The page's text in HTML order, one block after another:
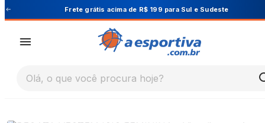
Cupom PRIMEIRA10 para 10% OFF na 1ª compra
Olá, o que você procura hoje?